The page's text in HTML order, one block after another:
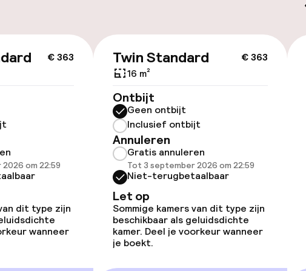
beschikbaar
€ 363
om 22:59
dit type zijn
wanneer
€ 363
Twin Standard
16 m²
Ontbijt
Geen ontbijt
Inclusief ontbijt
Annuleren
Gratis annuleren
Tot 3 september 2026 om 22:59
Niet-terugbetaalbaar
Let op
Sommige kamers van dit type zijn
beschikbaar als geluidsdichte
kamer. Deel je voorkeur wanneer
je boekt.